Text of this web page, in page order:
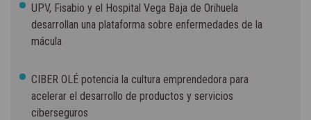
UPV, Fisabio y el Hospital Vega Baja de Orihuela
desarrollan una plataforma sobre enfermedades de la
mácula
CIBER OLÉ potencia la cultura emprendedora para
acelerar el desarrollo de productos y servicios
ciberseguros